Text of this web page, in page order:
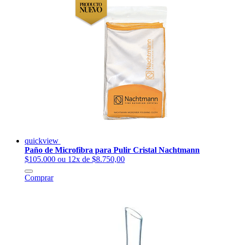
quickview
Paño de Microfibra para Pulir Cristal Nachtmann
$105.000 ou 12x de $8.750,00
Comprar